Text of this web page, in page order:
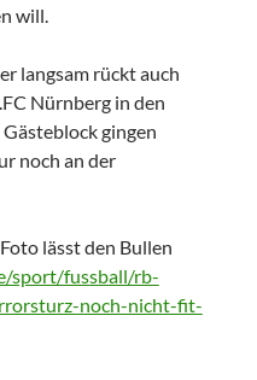
will.
langsam rückt auch
Nürnberg in den
gingen
noch an der
lässt den Bullen
sport/fussball/rb-
noch-nicht-fit-